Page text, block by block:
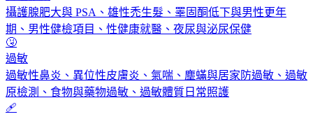
攝護腺肥大與 PSA、雄性禿生髮、睪固酮低下與男性更年
期、男性健檢項目、性健康就醫、夜尿與泌尿保健
🤧
過敏
過敏性鼻炎、異位性皮膚炎、氣喘、塵蟎與居家防過敏、過敏
原檢測、食物與藥物過敏、過敏體質日常照護
🩹